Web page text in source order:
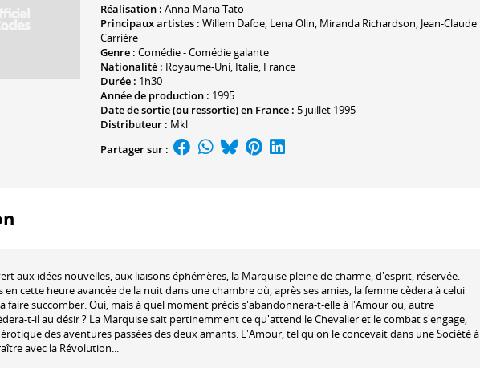
Réalisation : Anna-Maria Tato
Principaux artistes : Willem Dafoe, Lena Olin, Miranda Richardson, Jean-Claude
Carrière
Genre : Comédie - Comédie galante
Nationalité : Royaume-Uni, Italie, France
Durée : 1h30
Année de production : 1995
Date de sortie (ou ressortie) en France : 5 juillet 1995
Distributeur : Mkl
Partager sur :
aux idées nouvelles, aux liaisons éphémères, la Marquise pleine de charme, d'esprit, réservée.
en cette heure avancée de la nuit dans une chambre où, après ses amies, la femme cèdera à celui
faire succomber. Oui, mais à quel moment précis s'abandonnera-t-elle à l'Amour ou, autre
t-il au désir ? La Marquise sait pertinemment ce qu'attend le Chevalier et le combat s'engage,
des aventures passées des deux amants. L'Amour, tel qu'on le concevait dans une Société à
avec la Révolution...